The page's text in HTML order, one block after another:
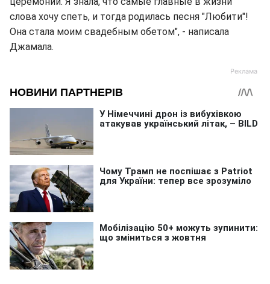
слова хочу спеть, и тогда родилась песня "Любити"!
Она стала моим свадебным обетом", - написала
Джамала.